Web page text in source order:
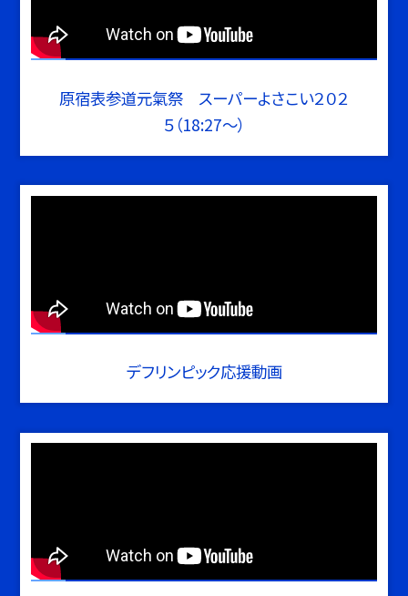
原宿表参道元氣祭 スーパーよさこい２０２
５（18:27～）
デフリンピック応援動画